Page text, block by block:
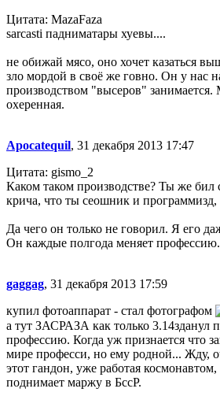
Цитата: MazaFaza
sarcasti падниматары хуевы....
не обижай мясо, оно хочет казаться
зло мордой в своё же говно. Он у нас
производством "высеров"
охеренная.
Apocatequil, 31 декабря 2013 17:47
Цитата: gismo_2
Каком таком производстве? Ты же бил
крича, что ты сеошник и программизд,
Да чего он только не говорил. Я его
Он каждые полгода меняет профессию.
gaggag, 31 декабря 2013 17:59
купил фотоаппарат - стал фотографом
а тут ЗАСРАЗА как только 3.14зданул
профессию. Когда уж признается что
мире професси, но ему родной... Жду,
этот гандон, уже работая
поднимает маржу в БссР.